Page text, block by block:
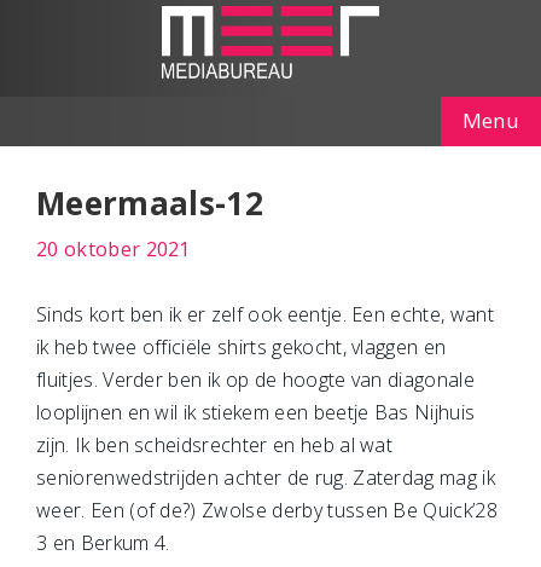
Menu
Meermaals-12
20 oktober 2021
Sinds kort ben ik er zelf ook eentje. Een echte, want
ik heb twee officiële shirts gekocht, vlaggen en
fluitjes. Verder ben ik op de hoogte van diagonale
looplijnen en wil ik stiekem een beetje Bas Nijhuis
zijn. Ik ben scheidsrechter en heb al wat
seniorenwedstrijden achter de rug. Zaterdag mag ik
weer. Een (of de?) Zwolse derby tussen Be Quick’28
3 en Berkum 4.